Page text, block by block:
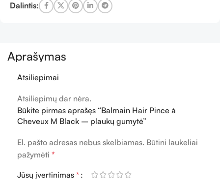
Dalintis:
Aprašymas
Atsiliepimai
Atsiliepimų dar nėra.
Būkite pirmas aprašęs “Balmain Hair Pince à
Cheveux M Black – plaukų gumytė”
El. pašto adresas nebus skelbiamas. Būtini laukeliai
pažymėti *
Jūsų įvertinimas *